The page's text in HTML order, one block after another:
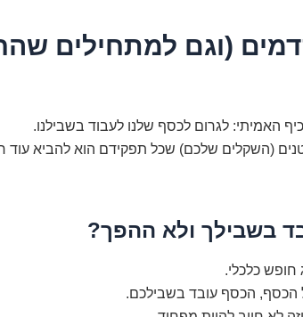
(וגם למתחילים
האמיתי: לגרום לכסף שלנו לעבוד בשבילנו.
(השקלים שלכם) שכל תפקידם הוא להביא עוד
בשבילך ולא ההפך?
כלכלי.
הכסף, הכסף עובד בשבילכם.